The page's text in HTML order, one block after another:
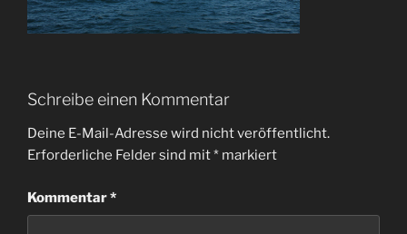
Schreibe einen Kommentar
Deine E-Mail-Adresse wird nicht veröffentlicht.
Erforderliche Felder sind mit* markiert
Kommentar*